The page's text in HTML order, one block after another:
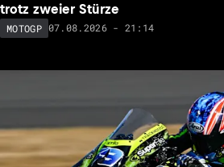
trotz zweier Stürze
MOTOGP 07.08.2026 - 21:14